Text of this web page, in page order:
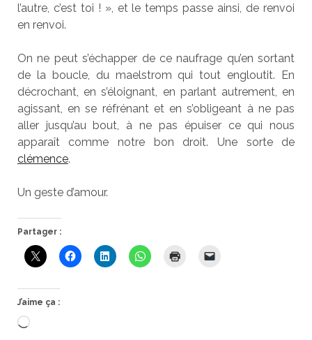
l’autre, c’est toi ! », et le temps passe ainsi, de renvoi
en renvoi.
On ne peut s’échapper de ce naufrage qu’en sortant
de la boucle, du maelstrom qui tout engloutit. En
décrochant, en s’éloignant, en parlant autrement, en
agissant, en se réfrénant et en s’obligeant à ne pas
aller jusqu’au bout, à ne pas épuiser ce qui nous
apparaît comme notre bon droit. Une sorte de
clémence.
Un geste d’amour.
Partager :
J’aime ça :
Chargement…